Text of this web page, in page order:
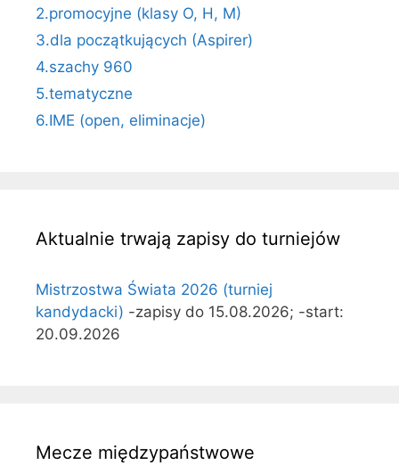
2.promocyjne (klasy O, H, M)
3.dla początkujących (Aspirer)
4.szachy 960
5.tematyczne
6.IME (open, eliminacje)
Aktualnie trwają zapisy do turniejów
Mistrzostwa Świata 2026 (turniej
kandydacki) -zapisy do 15.08.2026; -start:
20.09.2026
Mecze międzypaństwowe